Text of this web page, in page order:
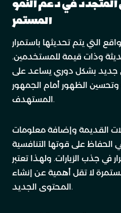
في دعم النمو
المستمر
التي يتم تحديثها باستمرار
وذات قيمة للمستخدمين.
جديد بشكل دوري يساعد على
الظهور أمام الجمهور
المستهدف.
القديمة وإضافة معلومات
الحفاظ على قوتها التنافسية
في جذب الزيارات. ولهذا تعتبر
لا تقل أهمية عن إنشاء
المحتوى الجديد.